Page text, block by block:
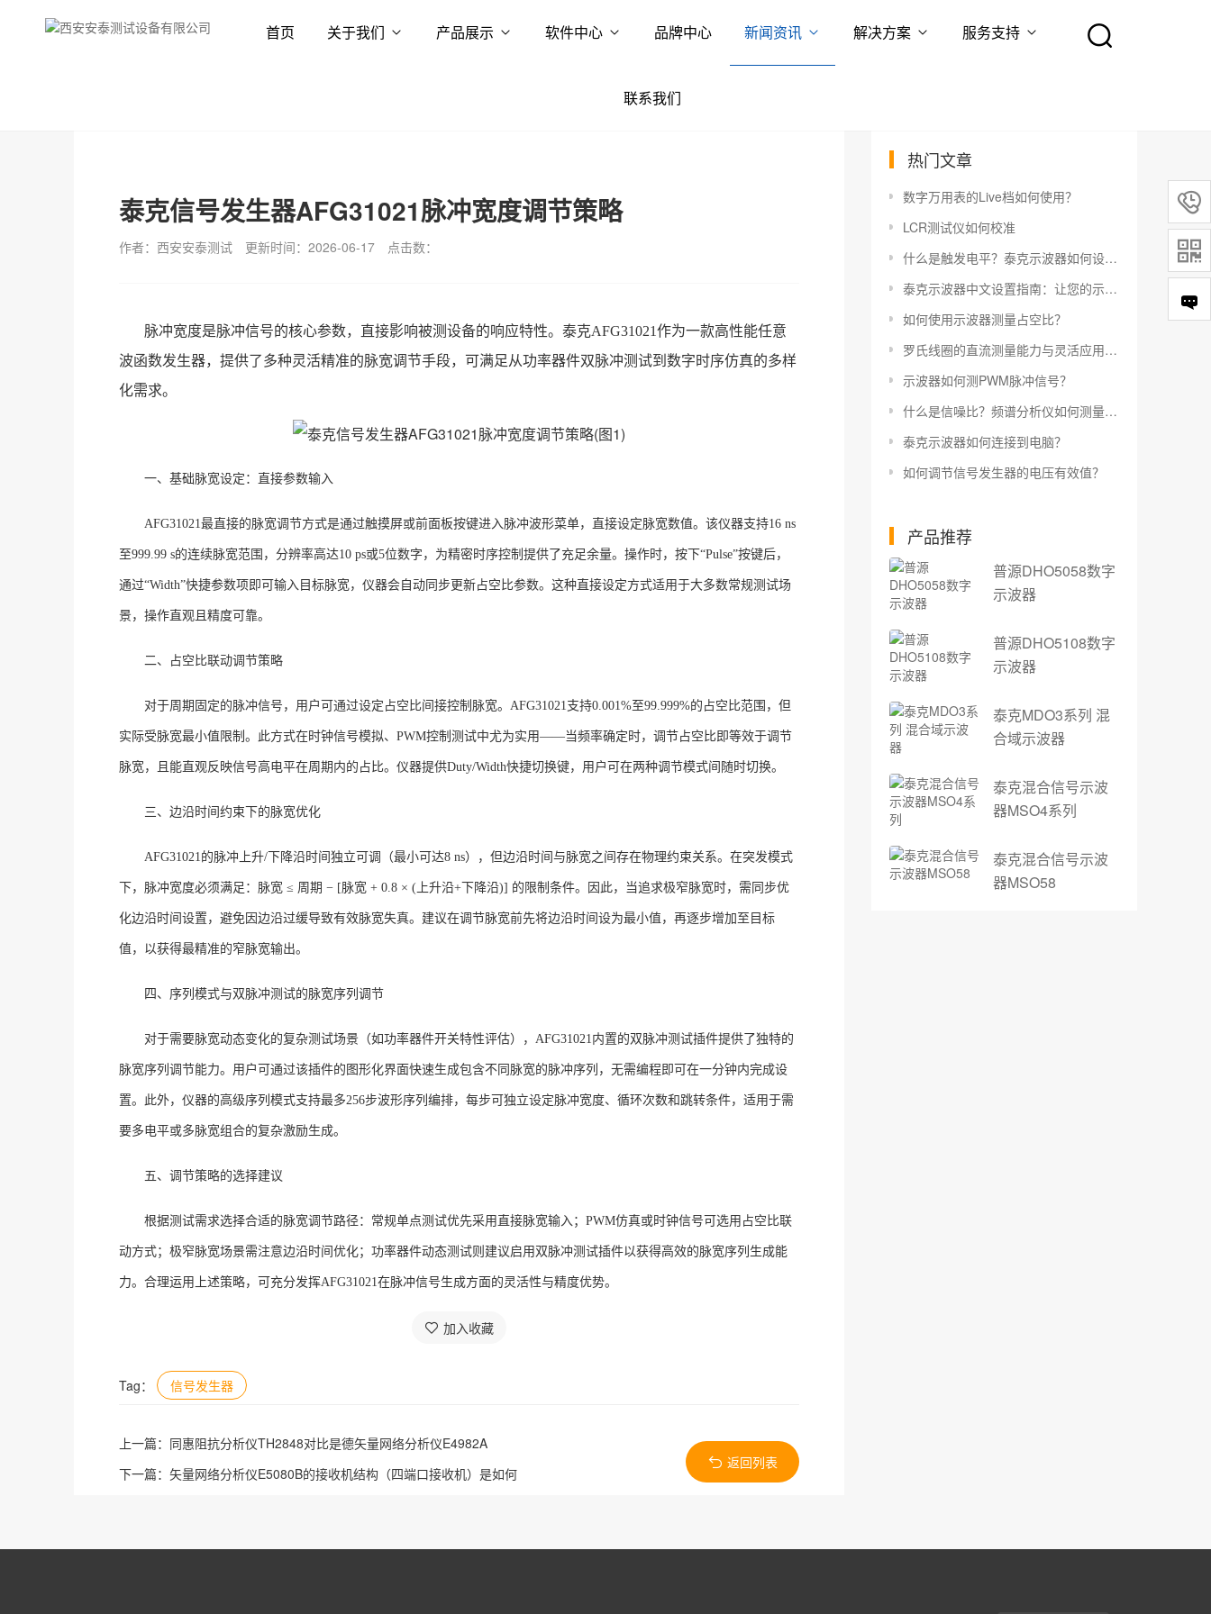
首页 关于我们 产品展示 软件中心 品牌中心 新闻资讯 解决方案 服务支持
联系我们
泰克信号发生器AFG31021脉冲宽度调节策略
作者：西安安泰测试 更新时间：2026-06-17 点击数：
脉冲宽度是脉冲信号的核心参数，直接影响被测设备的响应特性。泰克AFG31021作为一款高性能任意
波函数发生器，提供了多种灵活精准的脉宽调节手段，可满足从功率器件双脉冲测试到数字时序仿真的多样
化需求。
一、基础脉宽设定：直接参数输入
AFG31021最直接的脉宽调节方式是通过触摸屏或前面板按键进入脉冲波形菜单，直接设定脉宽数值。该仪器支持16 ns
至999.99 s的连续脉宽范围，分辨率高达10 ps或5位数字，为精密时序控制提供了充足余量。操作时，按下“Pulse”按键后，
通过“Width”快捷参数项即可输入目标脉宽，仪器会自动同步更新占空比参数。这种直接设定方式适用于大多数常规测试场
景，操作直观且精度可靠。
二、占空比联动调节策略
对于周期固定的脉冲信号，用户可通过设定占空比间接控制脉宽。 AFG31021支持0.001%至99.999%的占空比范围，但
实际受脉宽最小值限制 。此方式在时钟信号模拟、 PWM控制测试中尤为实用——当频率确定时，调节占空比即等效于调节
脉宽，且能直观反映信号高电平在周期内的占比。仪器提供Duty/Width快捷切换键，用户可在两种调节模式间随时切换。
三、边沿时间约束下的脉宽优化
AFG31021的脉冲上升/下降沿时间独立可调（最小可达8 ns），但边沿时间与脉宽之间存在物理约束关系。在突发模式
下，脉冲宽度必须满足：脉宽 ≤ 周期 − [脉宽 + 0.8 × (上升沿+下降沿)] 的限制条件。因此，当追求极窄脉宽时，需同步优
化边沿时间设置，避免因边沿过缓导致有效脉宽失真。建议在调节脉宽前先将边沿时间设为最小值，再逐步增加至目标
值，以获得最精准的窄脉宽输出。
四、序列模式与双脉冲测试的脉宽序列调节
对于需要脉宽动态变化的复杂测试场景（如功率器件开关特性评估）， AFG31021内置的双脉冲测试插件提供了独特的
脉宽序列调节能力。用户可通过该插件的图形化界面快速生成包含不同脉宽的脉冲序列，无需编程即可在一分钟内完成设
置。此外，仪器的高级序列模式支持最多256步波形序列编排，每步可独立设定脉冲宽度、循环次数和跳转条件，适用于需
要多电平或多脉宽组合的复杂激励生成。
五、调节策略的选择建议
根据测试需求选择合适的脉宽调节路径：常规单点测试优先采用直接脉宽输入； PWM仿真或时钟信号可选用占空比联
动方式；极窄脉宽场景需注意边沿时间优化；功率器件动态测试则建议启用双脉冲测试插件以获得高效的脉宽序列生成能
力。合理运用上述策略，可充分发挥AFG31021在脉冲信号生成方面的灵活性与精度优势。
加入收藏
Tag： 信号发生器
上一篇： 同惠阻抗分析仪TH2848对比是德矢量网络分析仪E4982A
下一篇： 矢量网络分析仪E5080B的接收机结构（四端口接收机）是如何
返回列表
热门文章
数字万用表的Live档如何使用？
LCR测试仪如何校准
什么是触发电平？泰克示波器如何设置触发电平？
泰克示波器中文设置指南：让您的示波器更易于使用
如何使用示波器测量占空比？
罗氏线圈的直流测量能力与灵活应用指南
示波器如何测PWM脉冲信号？
什么是信噪比？频谱分析仪如何测量信噪比？
泰克示波器如何连接到电脑？
如何调节信号发生器的电压有效值？
产品推荐
普源DHO5058数字
示波器
普源DHO5108数字
示波器
泰克MDO3系列 混
合域示波器
泰克混合信号示波
器MSO4系列
泰克混合信号示波
器MSO58

